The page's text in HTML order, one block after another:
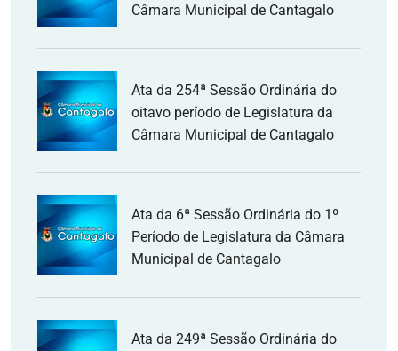
Câmara Municipal de Cantagalo
Ata da 254ª Sessão Ordinária do
oitavo período de Legislatura da
Câmara Municipal de Cantagalo
Ata da 6ª Sessão Ordinária do 1º
Período de Legislatura da Câmara
Municipal de Cantagalo
Ata da 249ª Sessão Ordinária do